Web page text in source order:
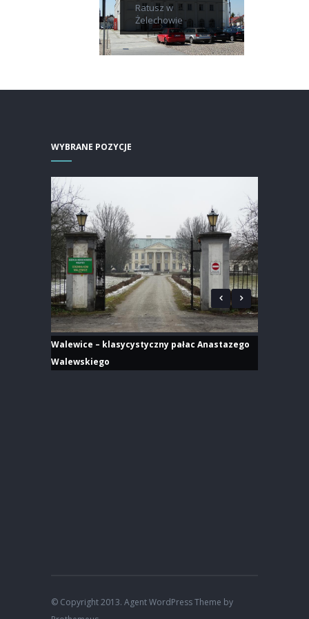
Ratusz w
Żelechowie
WYBRANE POZYCJE
Walewice – klasycystyczny pałac Anastazego
Walewskiego
© Copyright 2013. Agent WordPress Theme by